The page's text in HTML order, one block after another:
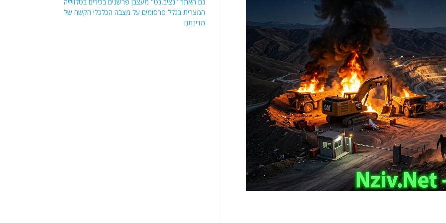
המצרית בגלל פרסומים על מצבה הכלכלי הקשה של
מדינתם